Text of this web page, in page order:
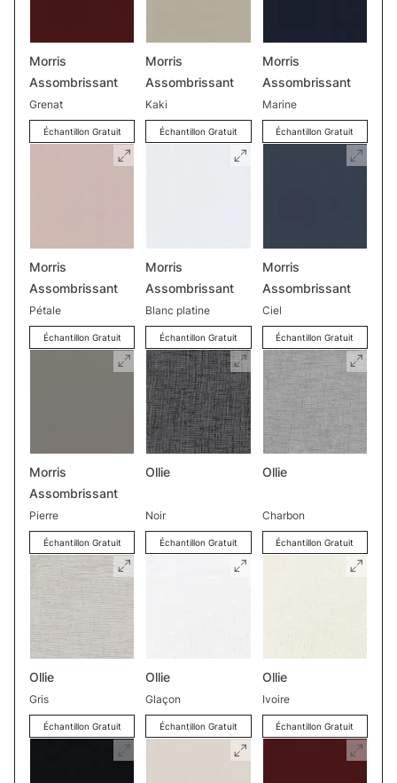
Morris
Assombrissant
Grenat
Échantillon Gratuit
Morris
Assombrissant
Kaki
Échantillon Gratuit
Morris
Assombrissant
Marine
Échantillon Gratuit
Morris
Assombrissant
Pétale
Échantillon Gratuit
Morris
Assombrissant
Blanc platine
Échantillon Gratuit
Morris
Assombrissant
Ciel
Échantillon Gratuit
Morris
Assombrissant
Pierre
Échantillon Gratuit
Ollie
Noir
Échantillon Gratuit
Ollie
Charbon
Échantillon Gratuit
Ollie
Gris
Échantillon Gratuit
Ollie
Glaçon
Échantillon Gratuit
Ollie
Ivoire
Échantillon Gratuit